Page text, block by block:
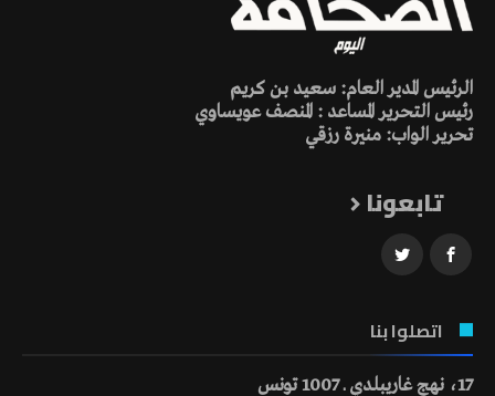
الرئيس المدير العام: سعيد بن كريم
رئيس التحرير المساعد : المنصف عويساوي
تحرير الواب: منيرة رزقي
تابعونا
اتصلوا بنا
17، نهج غاريبلدي ـ 1007 تونس